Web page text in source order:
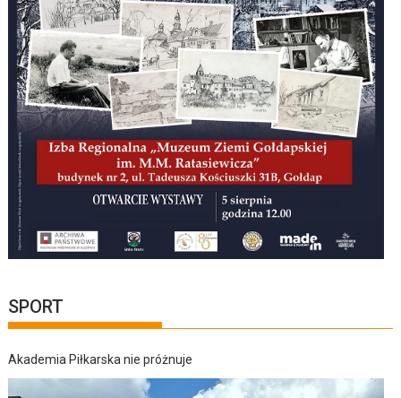
SPORT
Akademia Piłkarska nie próżnuje